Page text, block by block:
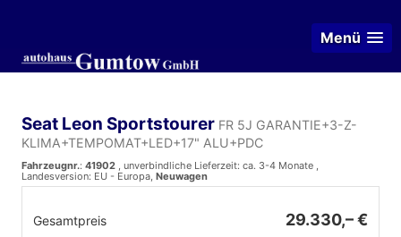
Menü
Seat Leon Sportstourer FR 5J GARANTIE+3-Z-
KLIMA+TEMPOMAT+LED+17" ALU+PDC
Fahrzeugnr.: 41902 , unverbindliche Lieferzeit: ca. 3-4 Monate ,
Landesversion: EU - Europa, Neuwagen
Gesamtpreis 29.330,– €